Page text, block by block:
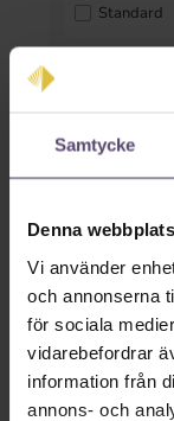
Samtycke
Denna
Vi använder
och annonserna
för sociala
vidarebefordrar
information från
annons- och
Standard
vit